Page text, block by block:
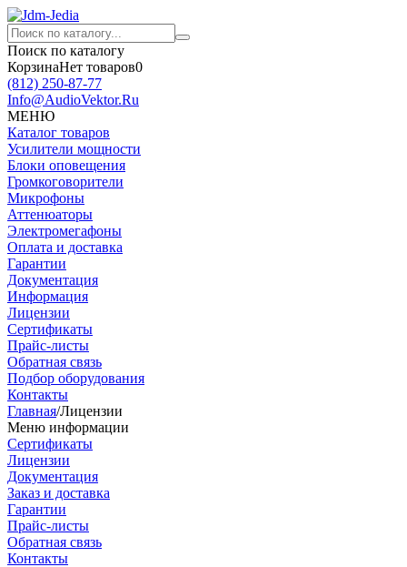
Поиск по каталогу
КорзинаНет товаров0
(812) 250-87-77
Info@AudioVektor.Ru
МЕНЮ
Каталог товаров
Усилители мощности
Блоки оповещения
Громкоговорители
Микрофоны
Аттенюаторы
Электромегафоны
Оплата и доставка
Гарантии
Документация
Информация
Лицензии
Сертификаты
Прайс-листы
Обратная связь
Подбор оборудования
Контакты
Главная/Лицензии
Меню информации
Сертификаты
Лицензии
Документация
Заказ и доставка
Гарантии
Прайс-листы
Обратная связь
Контакты